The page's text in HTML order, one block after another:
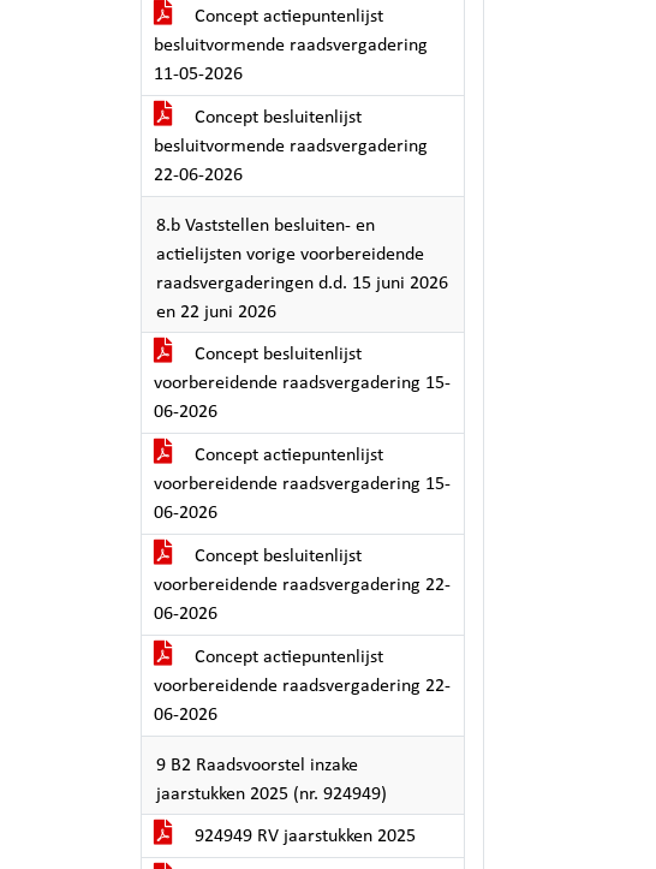
Concept actiepuntenlijst
besluitvormende raadsvergadering
11-05-2026
Concept besluitenlijst
besluitvormende raadsvergadering
22-06-2026
8.b Vaststellen besluiten- en
actielijsten vorige voorbereidende
raadsvergaderingen d.d. 15 juni 2026
en 22 juni 2026
Concept besluitenlijst
voorbereidende raadsvergadering 15-
06-2026
Concept actiepuntenlijst
voorbereidende raadsvergadering 15-
06-2026
Concept besluitenlijst
voorbereidende raadsvergadering 22-
06-2026
Concept actiepuntenlijst
voorbereidende raadsvergadering 22-
06-2026
9 B2 Raadsvoorstel inzake
jaarstukken 2025 (nr. 924949)
924949 RV jaarstukken 2025